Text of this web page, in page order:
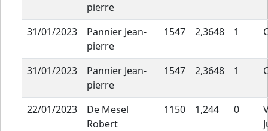
pierre
31/01/2023
Pannier Jean-
pierre
1547 2,3648 1
31/01/2023
Pannier Jean-
pierre
1547 2,3648 1
22/01/2023
De Mesel
Robert
1150 1,244 0